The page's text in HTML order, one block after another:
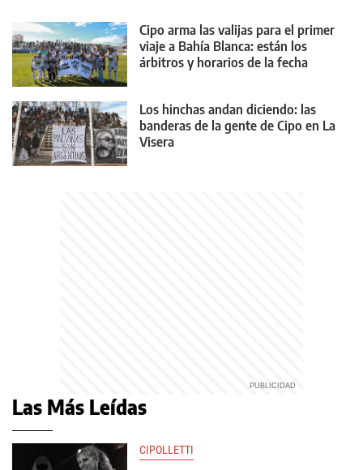
Cipo arma las valijas para el primer
viaje a Bahía Blanca: están los
árbitros y horarios de la fecha
Los hinchas andan diciendo: las
banderas de la gente de Cipo en La
Visera
Las Más Leídas
CIPOLLETTI